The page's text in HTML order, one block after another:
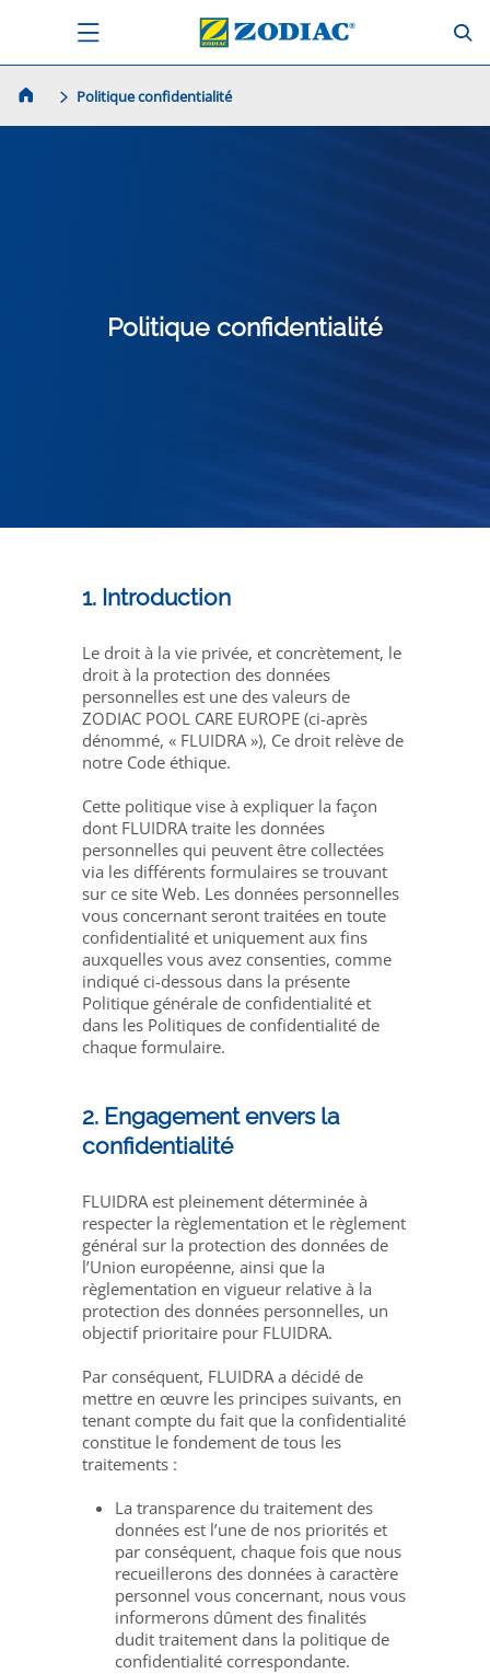
Politique confidentialité
Politique confidentialité
1. Introduction
Le droit à la vie privée, et concrètement, le
droit à la protection des données
personnelles est une des valeurs de
ZODIAC POOL CARE EUROPE (ci-après
dénommé, « FLUIDRA »), Ce droit relève de
notre Code éthique.
Cette politique vise à expliquer la façon
dont FLUIDRA traite les données
personnelles qui peuvent être collectées
via les différents formulaires se trouvant
sur ce site Web. Les données personnelles
vous concernant seront traitées en toute
confidentialité et uniquement aux fins
auxquelles vous avez consenties, comme
indiqué ci-dessous dans la présente
Politique générale de confidentialité et
dans les Politiques de confidentialité de
chaque formulaire.
2. Engagement envers la
confidentialité
FLUIDRA est pleinement déterminée à
respecter la règlementation et le règlement
général sur la protection des données de
l’Union européenne, ainsi que la
règlementation en vigueur relative à la
protection des données personnelles, un
objectif prioritaire pour FLUIDRA.
Par conséquent, FLUIDRA a décidé de
mettre en œuvre les principes suivants, en
tenant compte du fait que la confidentialité
constitue le fondement de tous les
traitements :
La transparence du traitement des
données est l’une de nos priorités et
par conséquent, chaque fois que nous
recueillerons des données à caractère
personnel vous concernant, nous vous
informerons dûment des finalités
dudit traitement dans la politique de
confidentialité correspondante.